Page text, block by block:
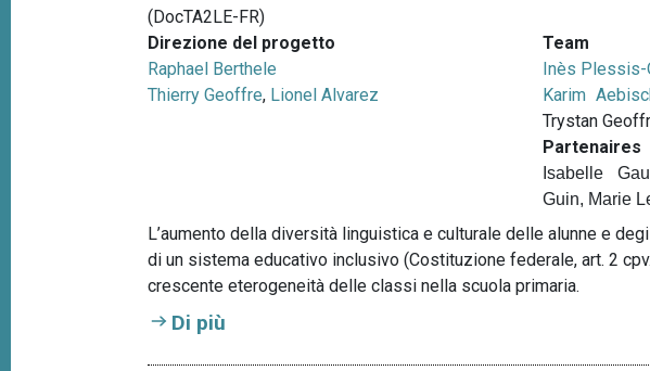
(DocTA2LE-FR)
Direzione del progetto
Raphael Berthele
Thierry Geoffre, Lionel Alvarez
Team
Inès Plessis-
Karim
Trystan
Partenaires
Isabelle
Guin, Marie
L’aumento della diversità linguistica e culturale delle alunne e
di un sistema educativo inclusivo (Costituzione federale, art. 2
crescente eterogeneità delle classi nella scuola primaria.
Di più